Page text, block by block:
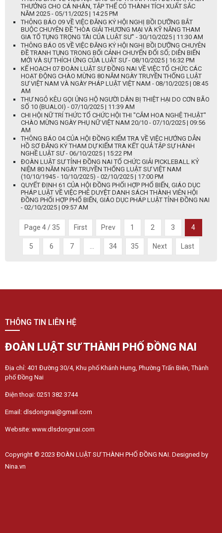
THƯỞNG CHO CÁ NHÂN, TẬP THỂ CÓ THÀNH TÍCH XUẤT SẮC
NĂM 2025 - 05/11/2025 | 14:25 PM
THÔNG BÁO 09 VỀ VIỆC ĐĂNG KÝ HỘI NGHỊ BỒI DƯỠNG BẮT
BUỘC CHUYÊN ĐỀ "HÒA GIẢI THƯƠNG MẠI VÀ KỸ NĂNG THAM
GIA TỐ TỤNG TRỌNG TÀI CỦA LUẬT SƯ" - 30/10/2025 | 11:30 AM
THÔNG BÁO 05 VỀ VIỆC ĐĂNG KÝ HỘI NGHỊ BỒI DƯỠNG CHUYÊN
ĐỀ TRANH TỤNG TRONG BỐI CẢNH CHUYỂN ĐỔI SỐ; DIỄN BIẾN
MỚI VÀ SỰ THÍCH ỨNG CỦA LUẬT SƯ - 08/10/2025 | 16:32 PM
KẾ HOẠCH 07 ĐOÀN LUẬT SƯ ĐỒNG NAI VỀ VIỆC TỔ CHỨC CÁC
HOẠT ĐỘNG CHÀO MỪNG 80 NĂM NGÀY TRUYỀN THỐNG LUẬT
SƯ VIỆT NAM VÀ NGÀY PHÁP LUẬT VIỆT NAM - 08/10/2025 | 08:45
AM
THƯ NGỎ KÊU GỌI ỦNG HỘ NGƯỜI DÂN BỊ THIỆT HẠI DO CƠN BÃO
SỐ 10 (BUALOI) - 07/10/2025 | 11:39 AM
CHI HỘI NỮ TRÍ THỨC TỔ CHỨC HỘI THI "CẮM HOA NGHỆ THUẬT"
CHÀO MỪNG NGÀY PHỤ NỮ VIỆT NAM 20/10 - 07/10/2025 | 09:56
AM
THÔNG BÁO 04 CỦA HỘI ĐỒNG KIỂM TRA VỀ VIỆC HƯỚNG DẪN
HỒ SƠ ĐĂNG KÝ THAM DỰ KIỂM TRA KẾT QUẢ TẬP SỰ HÀNH
NGHỀ LUẬT SƯ - 06/10/2025 | 15:22 PM
ĐOÀN LUẬT SƯ TỈNH ĐỒNG NAI TỔ CHỨC GIẢI PICKLEBALL KỶ
NIỆM 80 NĂM NGÀY TRUYỀN THỐNG LUẬT SƯ VIỆT NAM
(10/10/1945 - 10/10/2025) - 02/10/2025 | 17:00 PM
QUYẾT ĐỊNH 61 CỦA HỘI ĐỒNG PHỐI HỢP PHỔ BIẾN, GIÁO DỤC
PHÁP LUẬT VỀ VIỆC PHÊ DUYỆT DANH SÁCH THÀNH VIÊN HỘI
ĐỒNG PHỐI HỢP PHỔ BIẾN, GIÁO DỤC PHÁP LUẬT TỈNH ĐỒNG NAI
- 02/10/2025 | 09:57 AM
Page 4 / 35 First Prev 1 2 3 4
5 6 7 34 35 Next Last
THÔNG TIN LIÊN HỆ
ĐOÀN LUẬT SƯ THÀNH PHỐ ĐỒNG NAI
Địa chỉ: 401 Đường 30/4, Khu phố Khánh Hưng, Phường Trấn Biên, Thành
phố Đồng Nai
Điện thoại: 0251 382 3744
Email: dlsdongnai@gmail.com
Website: www.dlsdongnai.com
Copyright © 2023 ĐOÀN LUẬT SƯ THÀNH PHỐ ĐỒNG NAI. Designed by
Nina.vn